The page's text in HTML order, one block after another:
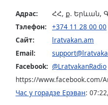
off,
selected
subtitles
settings,
opens
subtitles
Адрас:
ՀՀ, ք. Երևան,
Тэлефон:
+374 11 28 00 00
Сайт:
lratvakan.am
Email:
Facebook: @LratvakanRadio
https://www.facebook.com/
Час у горадзе Ерэван: 07:22,